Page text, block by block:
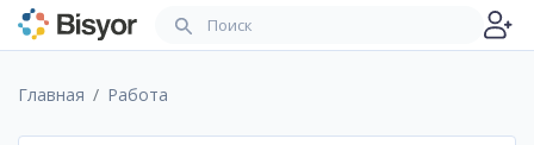
Главная Работа